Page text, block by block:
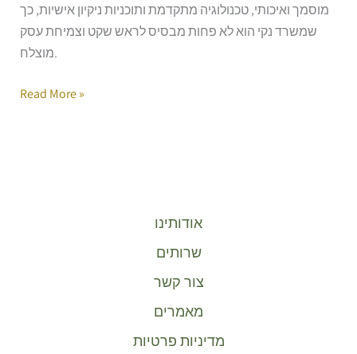
מוסמך ואיכותי, טכנולוגיה מתקדמת ותוכניות ניקיון אישיות, כך
שמשרד נקי הוא לא פחות מבסיס לראש שקט וצמיחת עסק
מוצלח.
Read More »
אודותינו
שרותים
צור קשר
מאמרים
מדיניות פרטיות